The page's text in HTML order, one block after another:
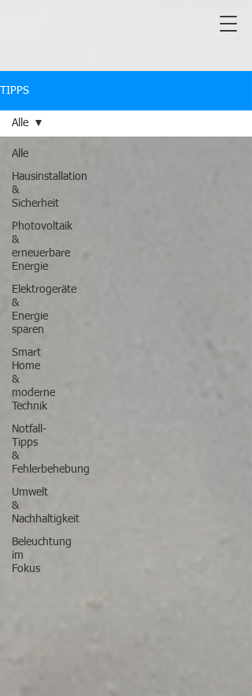
TIPPS
Alle
Hausinstallation
&
Sicherheit
Photovoltaik
&
erneuerbare
Energie
Elektrogeräte
&
Energie
sparen
Smart
Home
&
moderne
Technik
Notfall-
Tipps
&
Fehlerbehebung
Umwelt
&
Nachhaltigkeit
Beleuchtung
im
Fokus
Alle